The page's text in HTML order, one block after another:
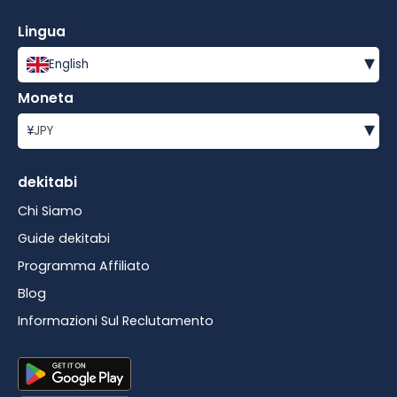
Lingua
English ▾
Moneta
¥JPY ▾
dekitabi
Chi Siamo
Guide dekitabi
Programma Affiliato
Blog
Informazioni Sul Reclutamento